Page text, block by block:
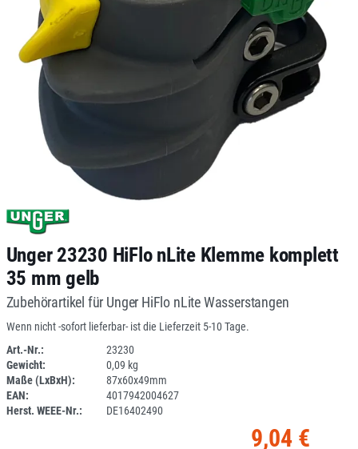
Unger 23230 HiFlo nLite Klemme komplett
35 mm gelb
Zubehörartikel für Unger HiFlo nLite Wasserstangen
Wenn nicht -sofort lieferbar- ist die Lieferzeit 5-10 Tage.
Art.-Nr.:
23230
Gewicht:
0,09 kg
Maße (LxBxH):
87x60x49mm
EAN:
4017942004627
Herst. WEEE-Nr.:
DE16402490
9,04 €